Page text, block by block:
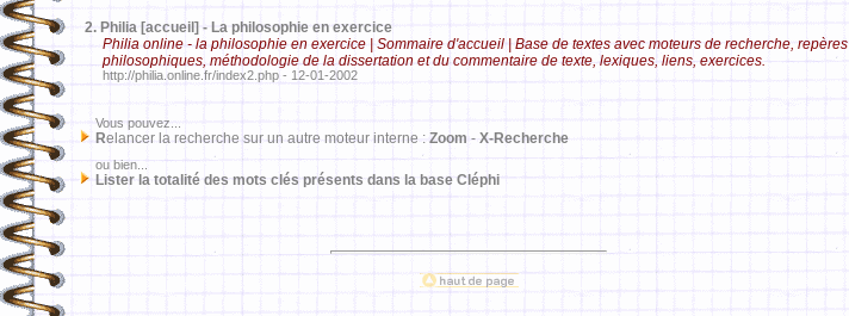
2. Philia [accueil] - La philosophie en exercice
Philia online - la philosophie en exercice | Sommaire d'accueil | Base de textes avec moteurs de recherche, repères
philosophiques, méthodologie de la dissertation et du commentaire de texte, lexiques, liens, exercices.
http://philia.online.fr/index2.php - 12-01-2002
Vous pouvez...
Relancer la recherche sur un autre moteur interne : Zoom - X-Recherche
ou bien...
Lister la totalité des mots clés présents dans la base Cléphi